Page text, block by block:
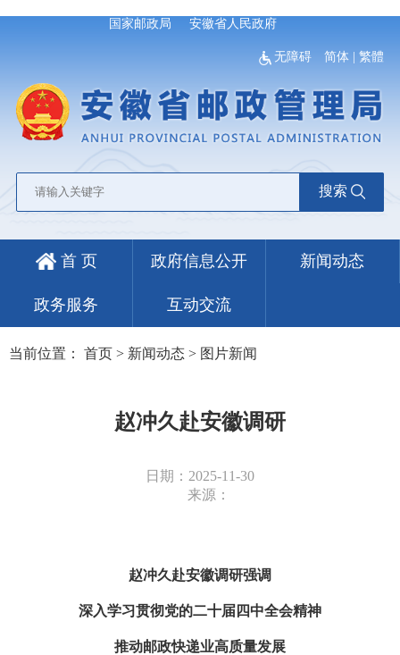
国家邮政局 安徽省人民政府
无障碍 简体 |繁體
搜索
首 页 政府信息公开 新闻动态
政务服务 互动交流
当前位置： 首页 > 新闻动态 > 图片新闻
赵冲久赴安徽调研
日期：2025-11-30
来源：
赵冲久赴安徽调研强调
深入学习贯彻党的二十届四中全会精神
推动邮政快递业高质量发展